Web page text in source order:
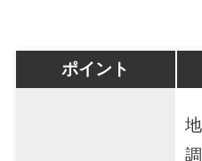
ポイント